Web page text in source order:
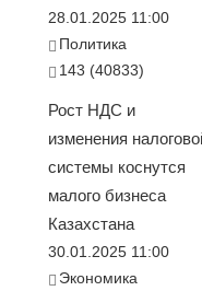
28.01.2025 11:00
Политика
143 (40833)
Рост НДС и
изменения
системы коснутся
малого бизнеса
Казахстана
30.01.2025 11:00
Экономика